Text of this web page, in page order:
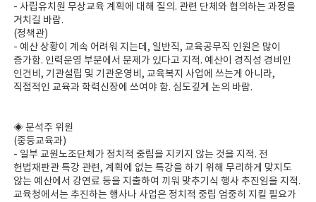
- 사립유치원 무상교육 계획에 대해 질의. 관련 단체와 협의하는 과정을
거치길 바람.
(정책관)
- 예산 상황이 계속 어려워 지는데, 일반직, 교육공무직 인원은 많이
증가함. 인력운영 부분에서 문제가 있다고 지적. 예산이 경직성 경비인
인건비, 기관설립 및 기관운영비, 교육복지 사업에 쓰는게 아니라,
직접적인 교육과 학력신장에 쓰여야 함. 심도깊게 논의 바람.
◈ 문석주 위원
(중등교육과)
- 일부 교원노조단체가 정치적 중립을 지키지 않는 것을 지적. 전
헌법재판관 특강 관련, 계획에 없는 특강을 하기 위해 무리하게 맞지도
않는 예산에서 강연료 등을 지출하여 끼워 맞추기식 행사 추진임을 지적.
교육청에서는 추진하는 행사나 사업은 정치적 중립 엄중히 지킬 필요가